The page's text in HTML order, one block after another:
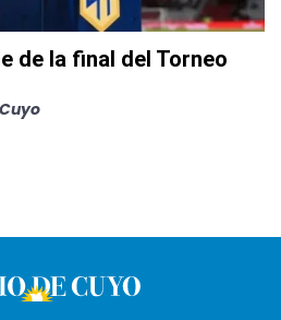
de la final del Torneo